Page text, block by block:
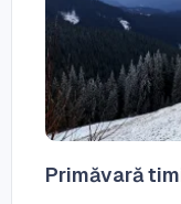
Primăvară